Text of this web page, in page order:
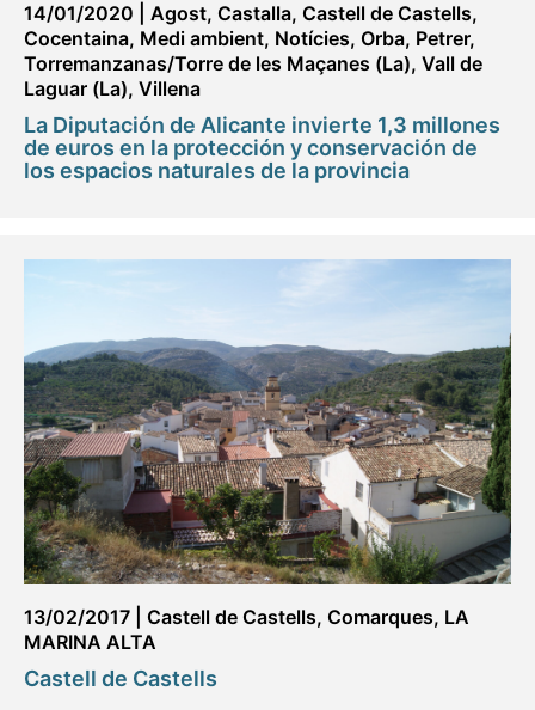
14/01/2020 Agost, Castalla, Castell de Castells,
Cocentaina, Medi ambient, Notícies, Orba, Petrer,
Torremanzanas/Torre de les Maçanes (La), Vall de
Laguar (La), Villena
La Diputación de Alicante invierte 1,3 millones
de euros en la protección y conservación de
los espacios naturales de la provincia
13/02/2017 Castell de Castells, Comarques, LA
MARINA ALTA
Castell de Castells